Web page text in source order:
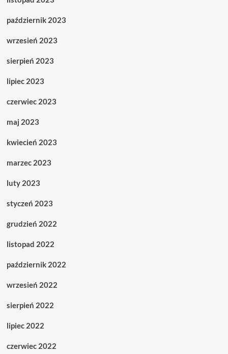
październik 2023
wrzesień 2023
sierpień 2023
lipiec 2023
czerwiec 2023
maj 2023
kwiecień 2023
marzec 2023
luty 2023
styczeń 2023
grudzień 2022
listopad 2022
październik 2022
wrzesień 2022
sierpień 2022
lipiec 2022
czerwiec 2022